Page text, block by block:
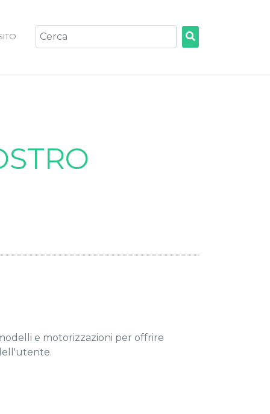
e motorizzazioni per offrire